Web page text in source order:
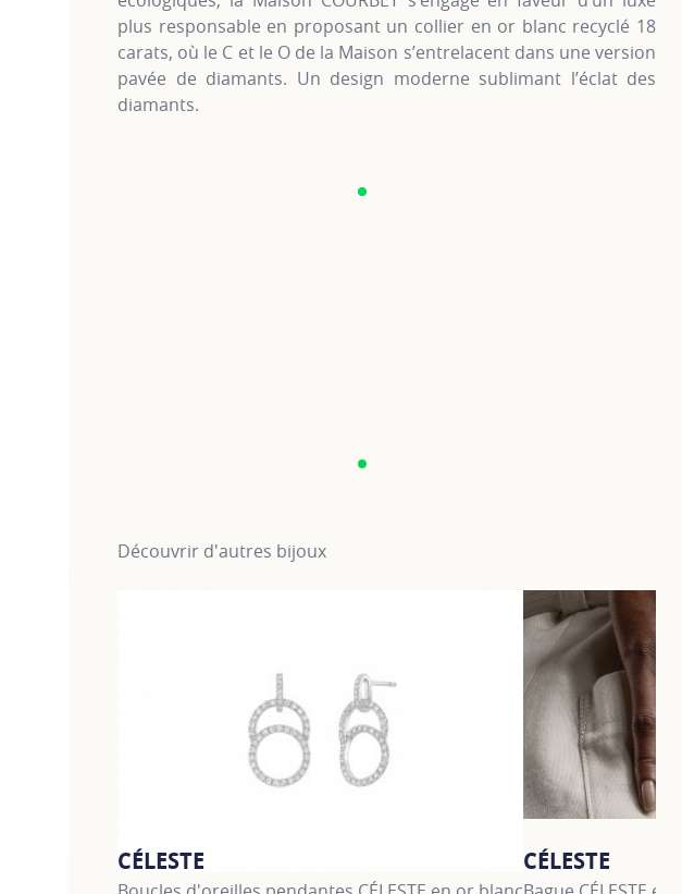
plus responsable en proposant un collier en or blanc recyclé 18
carats, où le C et le O de la Maison s’entrelacent dans une version
pavée de diamants. Un design moderne sublimant l’éclat des
diamants.
Découvrir d'autres bijoux
CÉLESTE CÉLESTE